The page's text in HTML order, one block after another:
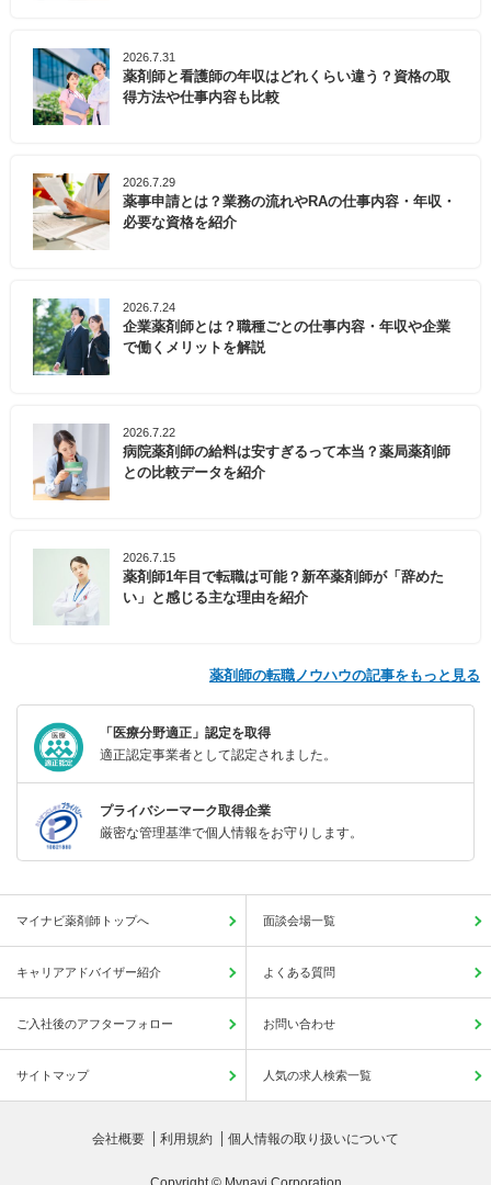
2026.7.31
薬剤師と看護師の年収はどれくらい違う？資格の取
得方法や仕事内容も比較
2026.7.29
薬事申請とは？業務の流れやRAの仕事内容・年収・
必要な資格を紹介
2026.7.24
企業薬剤師とは？職種ごとの仕事内容・年収や企業
で働くメリットを解説
2026.7.22
病院薬剤師の給料は安すぎるって本当？薬局薬剤師
との比較データを紹介
2026.7.15
薬剤師1年目で転職は可能？新卒薬剤師が「辞めた
い」と感じる主な理由を紹介
薬剤師の転職ノウハウの記事をもっと見る
「医療分野適正」認定を取得
適正認定事業者として認定されました。
プライバシーマーク取得企業
厳密な管理基準で個人情報をお守りします。
マイナビ薬剤師トップへ 面談会場一覧
キャリアアドバイザー紹介 よくある質問
ご入社後のアフターフォロー お問い合わせ
サイトマップ 人気の求人検索一覧
会社概要 利用規約 個人情報の取り扱いについて